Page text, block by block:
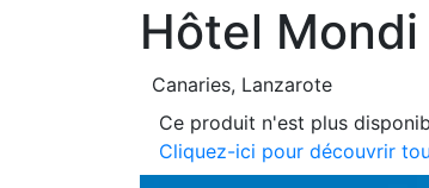
Hôtel
Canaries, Lanzarote
Ce produit n'est plus
Cliquez-ici pour découvrir